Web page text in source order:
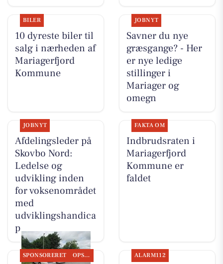
BILER
10 dyreste biler til
salg i nærheden af
Mariagerfjord
Kommune
JOBNYT
Savner du nye
græsgange? - Her
er nye ledige
stillinger i
Mariager og
omegn
JOBNYT
Afdelingsleder på
Skovbo Nord:
Ledelse og
udvikling inden
for voksenområdet
med
udviklingshandica
p
FAKTA OM
Indbrudsraten i
Mariagerfjord
Kommune er
faldet
SPONSORERET OPSLAGSTAVLEN ALARM112